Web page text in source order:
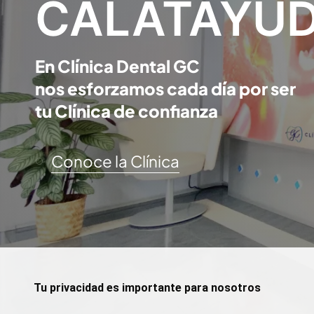
En Clínica Dental GC
nos esforzamos cada día por ser
tu Clínica de confianza
Conoce la Clínica
Tu privacidad es importante para nosotros